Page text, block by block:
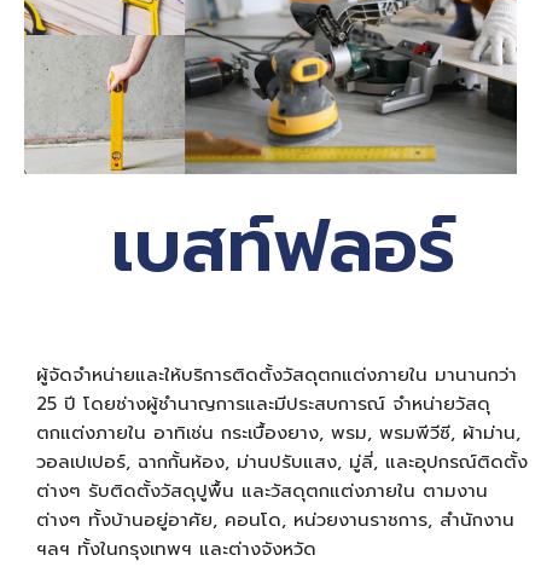
เบสท์ฟลอร์
ผู้จัดจำหน่ายและให้บริการติดตั้งวัสดุตกแต่งภายใน มานานกว่า
25 ปี โดยช่างผู้ชำนาญการและมีประสบการณ์ จำหน่ายวัสดุ
ตกแต่งภายใน อาทิเช่น กระเบื้องยาง, พรม, พรมพีวีซี, ผ้าม่าน,
วอลเปเปอร์, ฉากกั้นห้อง, ม่านปรับแสง, มู่ลี่, และอุปกรณ์ติดตั้ง
ต่างๆ รับติดตั้งวัสดุปูพื้น และวัสดุตกแต่งภายใน ตามงาน
ต่างๆ ทั้งบ้านอยู่อาศัย, คอนโด, หน่วยงานราชการ, สำนักงาน
ฯลฯ ทั้งในกรุงเทพฯ และต่างจังหวัด